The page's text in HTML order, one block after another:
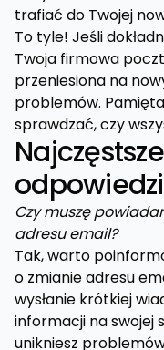
trafiać do Twojej
To tyle! Jeśli
Twoja firmowa
przeniesiona na
problemów.
sprawdzać, czy
odpowiedzi
Czy muszę
adresu email?
Tak, warto
o zmianie adresu
wysłanie krótkiej
informacji na swojej
unikniesz